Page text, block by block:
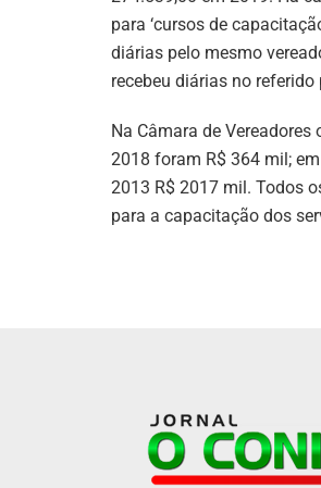
para ‘cursos de
diárias pelo mesmo
recebeu diárias no referido
Na Câmara de
2018 foram R$ 364 mil;
2013 R$ 2017 mil. Todos
para a capacitação dos